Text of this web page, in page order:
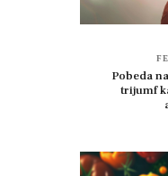
Pobeda
trijumf